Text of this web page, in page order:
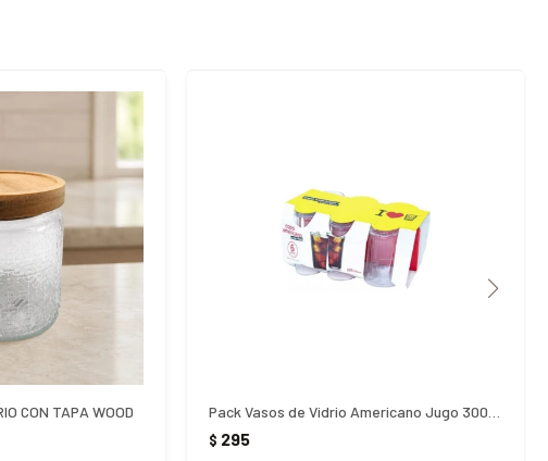
CON TAPA WOOD
$ 295